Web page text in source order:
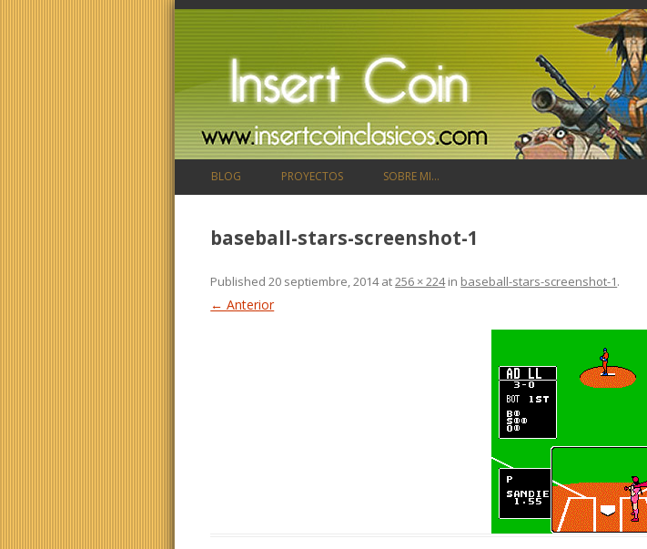
BLOG PROYECTOS SOBRE MI…
baseball-stars-screenshot-1
Published20 septiembre, 2014at256 × 224in baseball-stars-screenshot-1.
← Anterior